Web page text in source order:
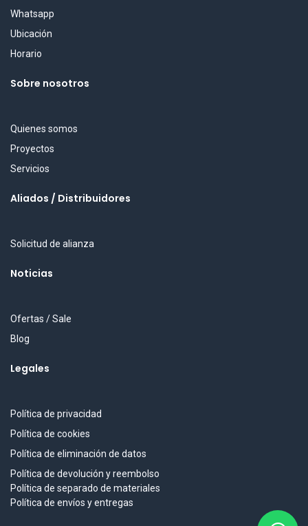
Whatsapp
Ubicación
Horario
Sobre nosotros
Quienes somos
Proyectos
Servicios
Aliados / Distribuidores
Solicitud de alianza
Noticias
Ofertas / Sale
Blog
Legales
Política de privacidad
Política de cookies
Política de eliminación de datos
Política de devolución y reembolso
Política de separado de materiales
Política de envíos y entregas